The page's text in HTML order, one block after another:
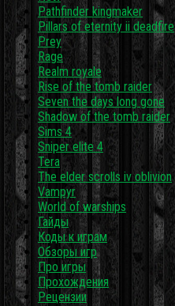
Pathfinder kingmaker
Pillars of eternity ii deadfire
Prey
Rage
Realm royale
Rise of the tomb raider
Seven the days long gone
Shadow of the tomb raider
Sims 4
Sniper elite 4
Tera
The elder scrolls iv oblivion
Vampyr
World of warships
Гайды
Коды к играм
Обзоры игр
Про игры
Прохождения
Рецензии